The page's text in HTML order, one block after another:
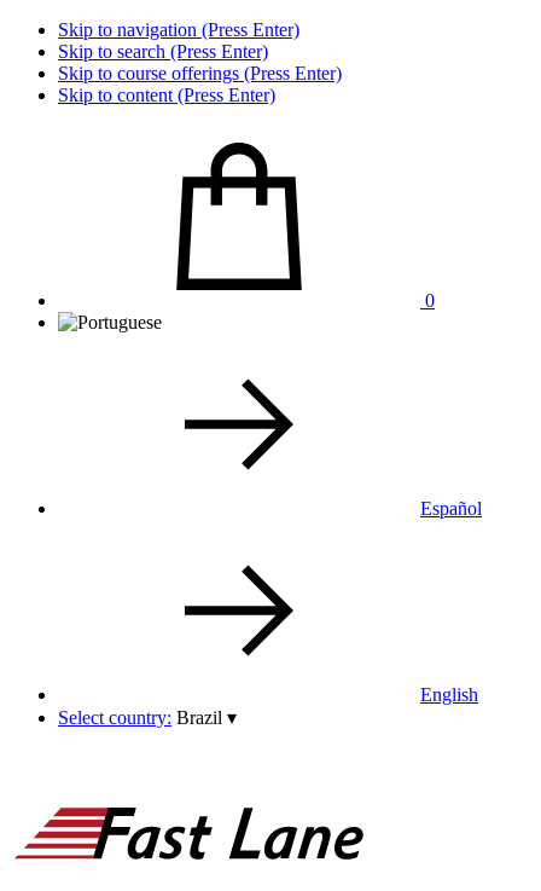
Skip to navigation (Press Enter)
Skip to search (Press Enter)
Skip to course offerings (Press Enter)
Skip to content (Press Enter)
0
Español
English
Select country: Brazil ▾